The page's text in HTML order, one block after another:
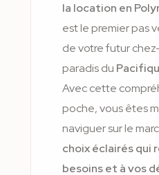
la location en
est le premier pas
de votre futur
paradis du
Avec cette
poche, vous êtes
naviguer sur le
choix éclairés qui
besoins et à vos